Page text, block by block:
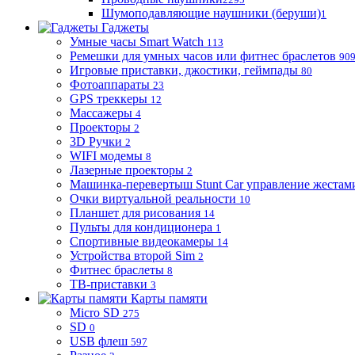
Шумоподавляющие наушники (беруши)1
Гаджеты
Умные часы Smart Watch 113
Ремешки для умных часов или фитнес браслетов 909
Игровые приставки, джостики, геймпады 80
Фотоаппараты 23
GPS треккеры 12
Массажеры 4
Проекторы 2
3D Ручки 2
WIFI модемы 8
Лазерные проекторы 2
Машинка-перевертыш Stunt Car управление
Очки виртуальной реальности 10
Планшет для рисования 14
Пульты для кондиционера 1
Спортивные видеокамеры 14
Устройства второй Sim 2
Фитнес браслеты 8
ТВ-приставки 3
Карты памяти
Micro SD 275
SD 0
USB флеш 597